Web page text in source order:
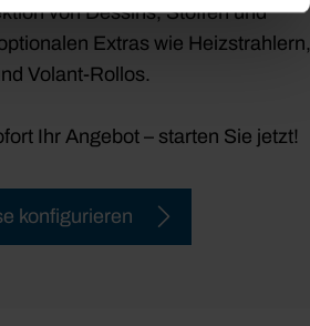
von Dessins, Stoffen und
Extras wie Heizstrahlern,
Volant-Rollos.
Ihr Angebot – starten Sie jetzt!
konfigurieren